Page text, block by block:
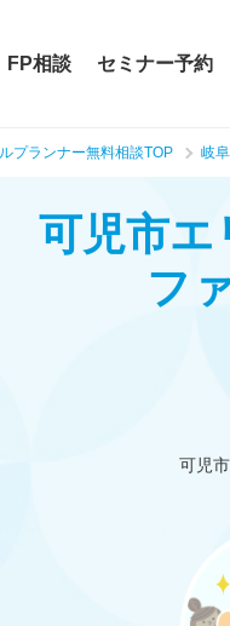
FP相談 セミナー予約
プランナー無料相談TOP 岐
可児市エ
フ
可児